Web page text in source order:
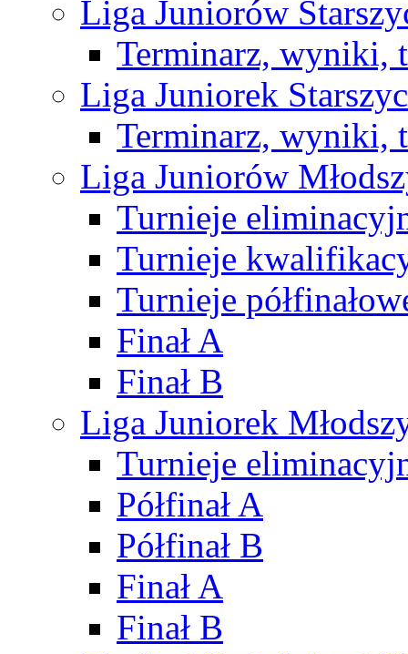
Liga Juniorów
Terminarz, wyniki,
Liga Juniorek
Terminarz, wyniki,
Liga Juniorów
Turnieje
Turnieje
Turnieje
Finał A
Finał B
Liga Juniorek
Turnieje
Półfinał A
Półfinał B
Finał A
Finał B